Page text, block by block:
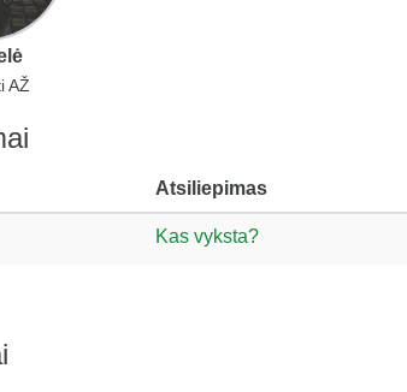
AŽ
Atsiliepimas
Kas vyksta?